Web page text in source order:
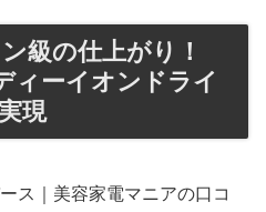
級の仕上がり！
ィーイオンドライ
現
ス｜美容家電マニアの口コ